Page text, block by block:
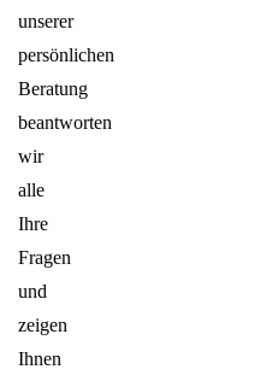
unserer
persönlichen
Beratung
beantworten
wir
alle
Ihre
Fragen
und
zeigen
Ihnen